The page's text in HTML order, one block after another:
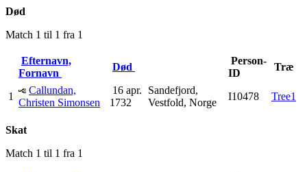
Død
Match 1 til 1 fra 1
Efternavn,
Fornavn
Død
Person-
ID
Træ
1
Callundan,
Christen Simonsen
16 apr.
1732
Sandefjord,
Vestfold, Norge
I10478 Tree1
Skat
Match 1 til 1 fra 1